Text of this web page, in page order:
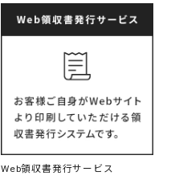
Web領収書発行サービス